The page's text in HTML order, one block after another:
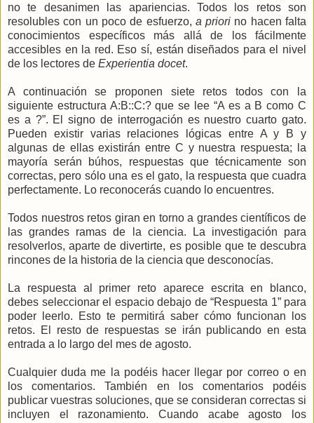
no te desanimen las apariencias. Todos los retos son
resolubles con un poco de esfuerzo, a priori no hacen falta
conocimientos específicos más allá de los fácilmente
accesibles en la red. Eso sí, están diseñados para el nivel
de los lectores de Experientia docet.
A continuación se proponen siete retos todos con la
siguiente estructura A:B::C:? que se lee “A es a B como C
es a ?”. El signo de interrogación es nuestro cuarto gato.
Pueden existir varias relaciones lógicas entre A y B y
algunas de ellas existirán entre C y nuestra respuesta; la
mayoría serán búhos, respuestas que técnicamente son
correctas, pero sólo una es el gato, la respuesta que cuadra
perfectamente. Lo reconocerás cuando lo encuentres.
Todos nuestros retos giran en torno a grandes científicos de
las grandes ramas de la ciencia. La investigación para
resolverlos, aparte de divertirte, es posible que te descubra
rincones de la historia de la ciencia que desconocías.
La respuesta al primer reto aparece escrita en blanco,
debes seleccionar el espacio debajo de “Respuesta 1” para
poder leerlo. Esto te permitirá saber cómo funcionan los
retos. El resto de respuestas se irán publicando en esta
entrada a lo largo del mes de agosto.
Cualquier duda me la podéis hacer llegar por correo o en
los comentarios. También en los comentarios podéis
publicar vuestras soluciones, que se consideran correctas si
incluyen el razonamiento. Cuando acabe agosto los